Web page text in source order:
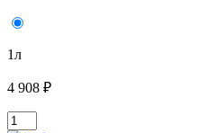
1л
4 908 ₽